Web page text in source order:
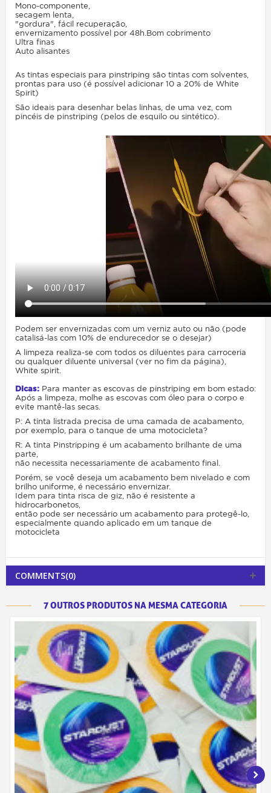
Mono-componente,
secagem lenta,
"gordura", fácil recuperação,
envernizamento possível por 48h.Bom cobrimento
Ultra finas
Auto alisantes
As tintas especiais para pinstriping são tintas com solventes,
prontas para uso (é possível adicionar 10 a 20% de White
Spirit)
São ideais para desenhar belas linhas, de uma vez, com
pincéis de pinstriping (pelos de esquilo ou sintético).
Podem ser envernizadas com um verniz auto ou não (pode
catalisá-las com 10% de endurecedor se o desejar)
A limpeza realiza-se com todos os diluentes para carroceria
ou qualquer diluente universal (ver no fim da página),
White spirit.
Dicas: Para manter as escovas de pinstriping em bom estado:
Após a limpeza, molhe as escovas com óleo para o corpo e
evite mantê-las secas.
P: A tinta listrada precisa de uma camada de acabamento,
por exemplo, para o tanque de uma motocicleta?
R: A tinta Pinstripping é um acabamento brilhante de uma
parte,
não necessita necessariamente de acabamento final.
Porém, se você deseja um acabamento bem nivelado e com
brilho uniforme, é necessário envernizar.
Idem para tinta risca de giz, não é resistente a
hidrocarbonetos,
então pode ser necessário um acabamento para protegê-lo,
especialmente quando aplicado em um tanque de
motocicleta
COMMENTS(0)
7 OUTROS PRODUTOS NA MESMA CATEGORIA